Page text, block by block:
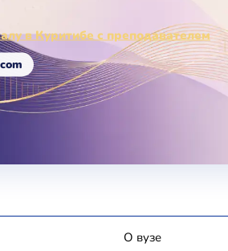
в Куритибе с преподавателем
О вузе